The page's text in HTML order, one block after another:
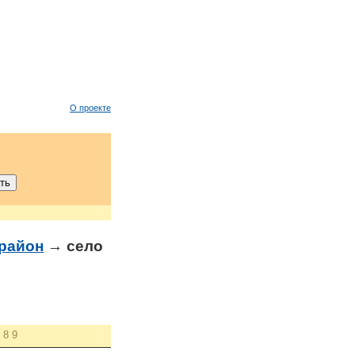
О проекте
→ село
8 9